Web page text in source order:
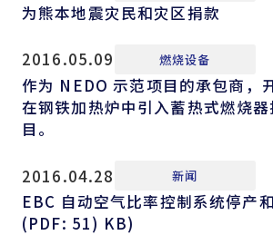
为熊本地震灾民和灾区捐款
2016.05.09 燃烧设备
作为 NEDO 示范项目的承包商，
在钢铁加热炉中引入蓄热式燃烧
目。
2016.04.28 新闻
EBC 自动空气比率控制系统停产
(PDF: 51) KB)